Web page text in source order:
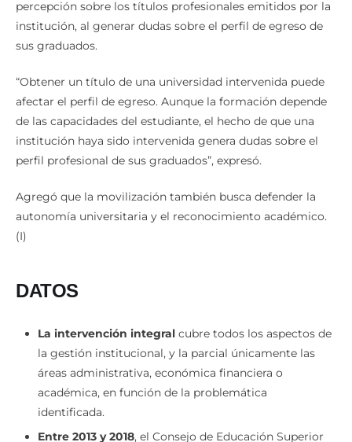
Advirtió que una eventual intervención podría afectar la
percepción sobre los títulos profesionales emitidos por la
institución, al generar dudas sobre el perfil de egreso de
“Obtener un título de una universidad intervenida puede
afectar el perfil de egreso. Aunque la formación depende
de las capacidades del estudiante, el hecho de que una
institución haya sido intervenida genera dudas sobre el
Agregó que la movilización también busca defender la
autonomía universitaria y el reconocimiento académico.
La intervención integral cubre todos los aspectos de
la gestión institucional, y la parcial únicamente las
áreas administrativa, económica financiera o
académica, en función de la problemática
identificada.